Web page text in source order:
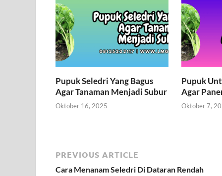
Pupuk Seledri Yang Bagus
Agar Tanaman Menjadi Subur
Oktober 16, 2025
Pupuk
Agar
Oktober 7,
PREVIOUS ARTICLE
Cara Menanam Seledri Di Dataran Rendah